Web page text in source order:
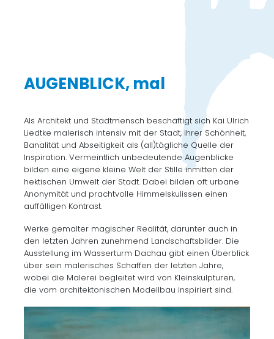
AUGENBLICK, mal
Als Architekt und Stadtmensch beschäftigt sich Kai Ulrich
Liedtke malerisch intensiv mit der Stadt, ihrer Schönheit,
Banalität und Abseitigkeit als (all)tägliche Quelle der
Inspiration. Vermeintlich unbedeutende Augenblicke
bilden eine eigene kleine Welt der Stille inmitten der
hektischen Umwelt der Stadt. Dabei bilden oft urbane
Anonymität und prachtvolle Himmelskulissen einen
auffälligen Kontrast.
Werke gemalter magischer Realität, darunter auch in
den letzten Jahren zunehmend Landschaftsbilder. Die
Ausstellung im Wasserturm Dachau gibt einen Überblick
über sein malerisches Schaffen der letzten Jahre,
wobei die Malerei begleitet wird von Kleinskulpturen,
die vom architektonischen Modellbau inspiriert sind.